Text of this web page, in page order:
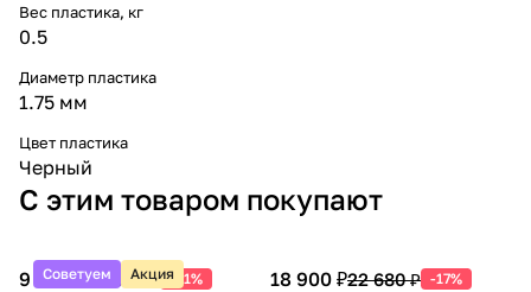
Вес пластика, кг
0.5
Диаметр пластика
1.75 мм
Цвет пластика
Черный
С этим товаром покупают
Советуем Акция
9 990 ₽20 388 ₽ -51% 18 900 ₽22 680 ₽ -17%